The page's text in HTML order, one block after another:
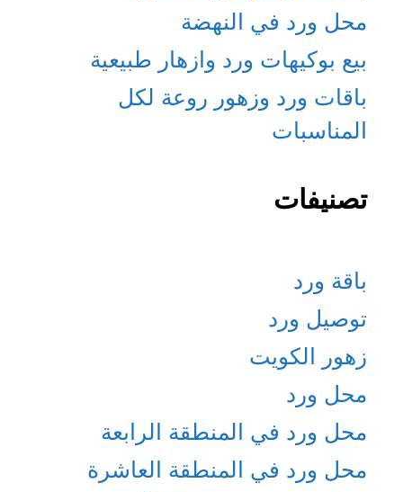
محل ورد في النهضة
بيع بوكيهات ورد وازهار طبيعية
باقات ورد وزهور روعة لكل
المناسبات
تصنيفات
باقة ورد
توصيل ورد
زهور الكويت
محل ورد
محل ورد في المنطقة الرابعة
محل ورد في المنطقة العاشرة